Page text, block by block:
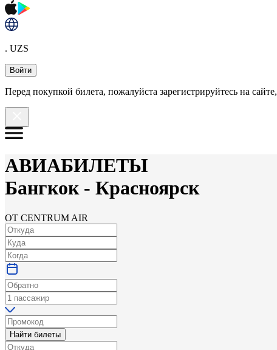
. UZS
Войти
Перед покупкой билета, пожалуйста зарегистрируйтесь на
АВИАБИЛЕТЫ
Бангкок- Красноярск
ОТ CENTRUM AIR
Найти билеты